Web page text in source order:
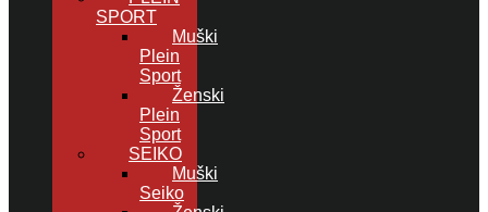
SPORT
Muški
Plein
Sport
Ženski
Plein
Sport
SEIKO
Muški
Seiko